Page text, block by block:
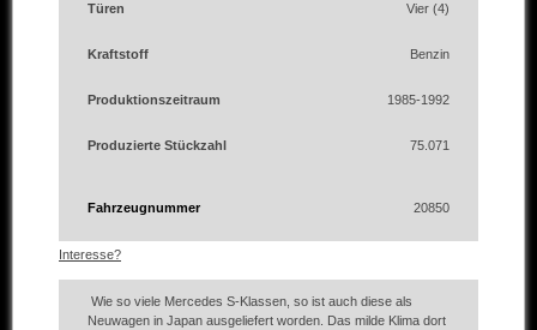
Türen Vier (4)
Kraftstoff Benzin
Produktionszeitraum 1985-1992
Produzierte Stückzahl 75.071
Fahrzeugnummer 20850
Interesse?
Wie so viele Mercedes S-Klassen, so ist auch diese als
Neuwagen in Japan ausgeliefert worden. Das milde Klima dort